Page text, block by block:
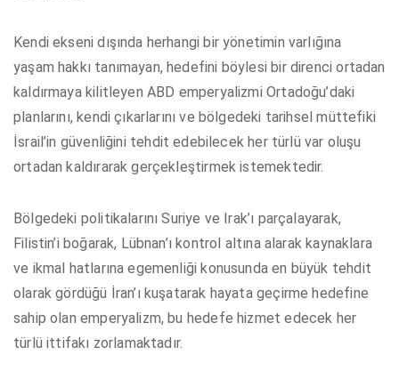
Kendi ekseni dışında herhangi bir yönetimin varlığına
yaşam hakkı tanımayan, hedefini böylesi bir direnci ortadan
kaldırmaya kilitleyen ABD emperyalizmi Ortadoğu’daki
planlarını, kendi çıkarlarını ve bölgedeki tarihsel müttefiki
İsrail’in güvenliğini tehdit edebilecek her türlü var oluşu
ortadan kaldırarak gerçekleştirmek istemektedir.
Bölgedeki politikalarını Suriye ve Irak’ı parçalayarak,
Filistin’i boğarak, Lübnan’ı kontrol altına alarak kaynaklara
ve ikmal hatlarına egemenliği konusunda en büyük tehdit
olarak gördüğü İran’ı kuşatarak hayata geçirme hedefine
sahip olan emperyalizm, bu hedefe hizmet edecek her
türlü ittifakı zorlamaktadır.